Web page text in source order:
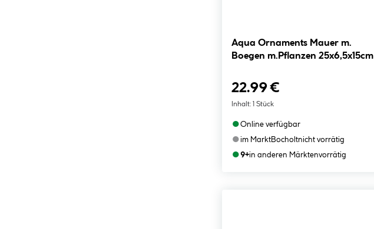
Aqua Ornaments Mauer m.
Boegen m.Pflanzen 25x6,5x15cm
22.99 €
Inhalt: 1 Stück
●Online verfügbar
●im MarktBocholtnicht vorrätig
●9+in anderen Märktenvorrätig